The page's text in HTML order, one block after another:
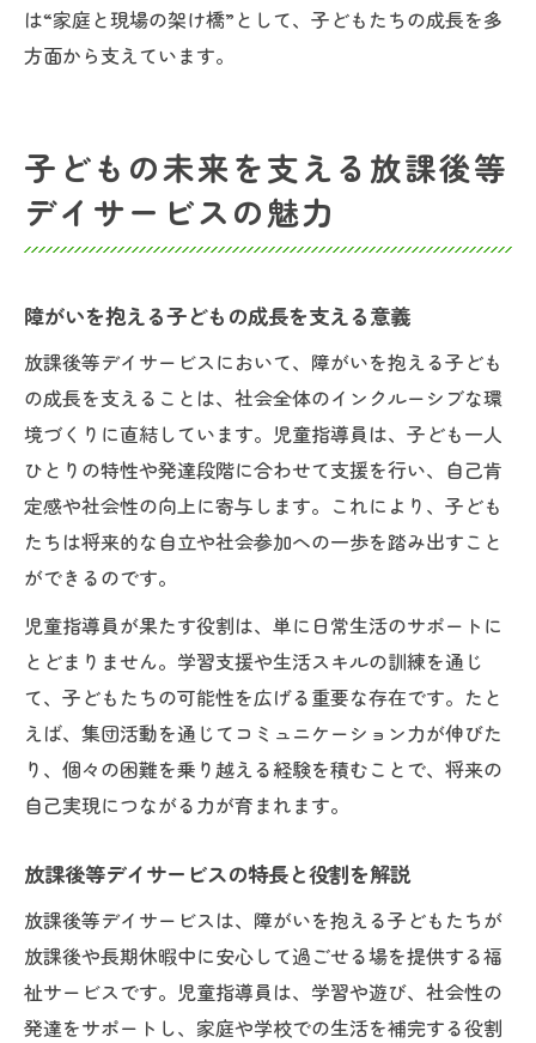
は“家庭と現場の架け橋”として、子どもたちの成長を多
方面から支えています。
子どもの未来を支える放課後等
デイサービスの魅力
障がいを抱える子どもの成長を支える意義
放課後等デイサービスにおいて、障がいを抱える子ども
の成長を支えることは、社会全体のインクルーシブな環
境づくりに直結しています。児童指導員は、子ども一人
ひとりの特性や発達段階に合わせて支援を行い、自己肯
定感や社会性の向上に寄与します。これにより、子ども
たちは将来的な自立や社会参加への一歩を踏み出すこと
ができるのです。
児童指導員が果たす役割は、単に日常生活のサポートに
とどまりません。学習支援や生活スキルの訓練を通じ
て、子どもたちの可能性を広げる重要な存在です。たと
えば、集団活動を通じてコミュニケーション力が伸びた
り、個々の困難を乗り越える経験を積むことで、将来の
自己実現につながる力が育まれます。
放課後等デイサービスの特長と役割を解説
放課後等デイサービスは、障がいを抱える子どもたちが
放課後や長期休暇中に安心して過ごせる場を提供する福
祉サービスです。児童指導員は、学習や遊び、社会性の
発達をサポートし、家庭や学校での生活を補完する役割